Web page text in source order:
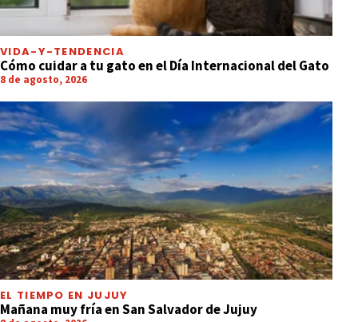
VIDA-Y-TENDENCIA
Cómo cuidar a tu gato en el Día Internacional del Gato
8 de agosto, 2026
EL TIEMPO EN JUJUY
Mañana muy fría en San Salvador de Jujuy